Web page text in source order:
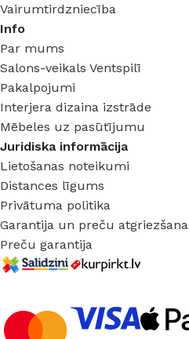
Vairumtirdzniecība
Info
Par mums
Salons-veikals Ventspilī
Pakalpojumi
Interjera dizaina izstrāde
Mēbeles uz pasūtījumu
Juridiska informācija
Lietošanas noteikumi
Distances līgums
Privātuma politika
Garantija un preču atgriezšana
Preču garantija